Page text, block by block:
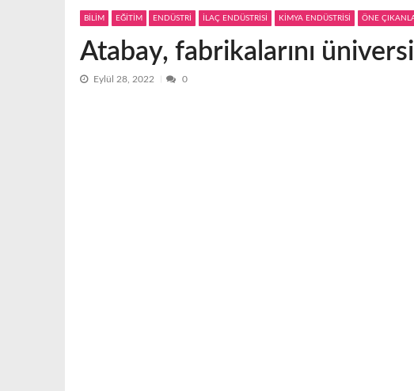
BİLİM EĞİTİM ENDÜSTRİ İLAÇ ENDÜSTRİSİ KİMYA ENDÜSTRİSİ ÖNE
Atabay, fabrikalarını
Eylül 28, 2022 0